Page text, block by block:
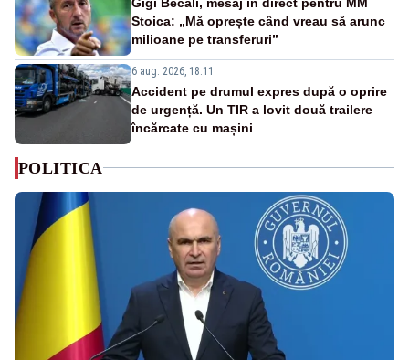
Stoica: „Mă oprește când vreau să arunc
milioane pe transferuri”
6 aug. 2026, 18:11
Accident pe drumul expres după o oprire
de urgență. Un TIR a lovit două trailere
încărcate cu mașini
POLITICA